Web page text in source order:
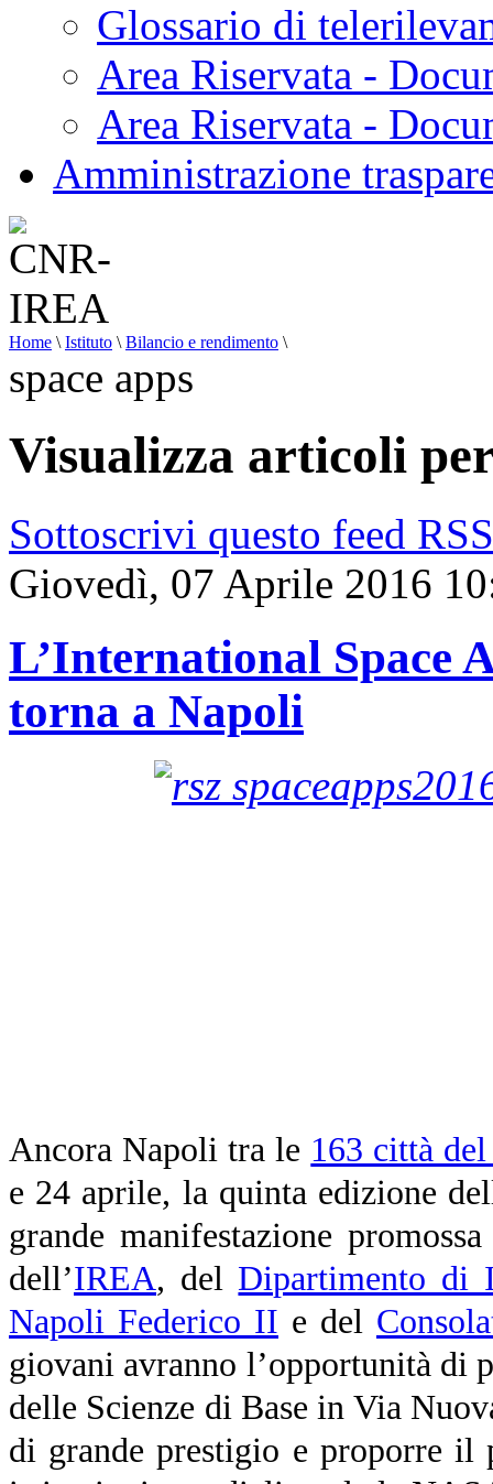
Glossario di
Area Riservata -
Area Riservata -
Amministrazione
Home \ Istituto \ Bilancio e rendimento \
space apps
Visualizza articoli
Sottoscrivi questo feed RSS
Giovedì, 07 Aprile 2016
L’International Space
torna a Napoli
Ancora Napoli tra le 163 città
e 24 aprile, la quinta edizione
grande manifestazione
dell’IREA, del Dipartimento di
Napoli Federico II e del
giovani avranno l’opportunità di
delle Scienze di Base in Via
di grande prestigio e proporre il